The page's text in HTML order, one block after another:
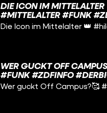
DIE ICON IM
#MITTELALTER #FUNK
Die Icon im Mittelalter 👑
WER GUCKT OFF
#FUNK #ZDFINFO
Wer guckt Off Campus?🥰